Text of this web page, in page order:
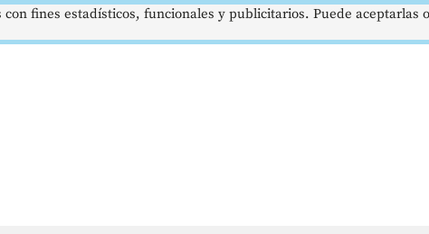
fines estadísticos, funcionales y publicitarios. Puede aceptarlas